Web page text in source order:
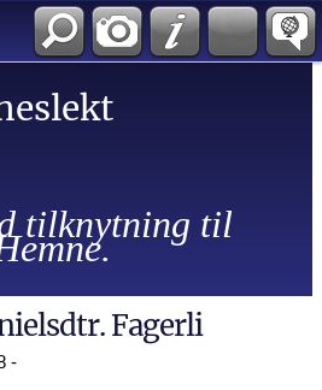
tilknytning til
Fagerli
-